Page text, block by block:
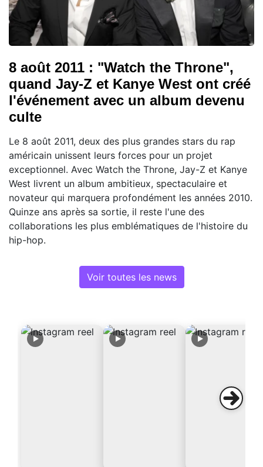
8 août 2011 : "Watch the Throne",
quand Jay-Z et Kanye West ont créé
l'événement avec un album devenu
culte
Le 8 août 2011, deux des plus grandes stars du rap
américain unissent leurs forces pour un projet
exceptionnel. Avec Watch the Throne, Jay-Z et Kanye
West livrent un album ambitieux, spectaculaire et
novateur qui marquera profondément les années 2010.
Quinze ans après sa sortie, il reste l'une des
collaborations les plus emblématiques de l'histoire du
hip-hop.
Voir toutes les news